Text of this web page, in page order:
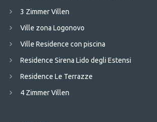
3 Zimmer Villen
Ville zona Logonovo
Ville Residence con piscina
Residence Sirena Lido degli Estensi
Residence Le Terrazze
4 Zimmer Villen